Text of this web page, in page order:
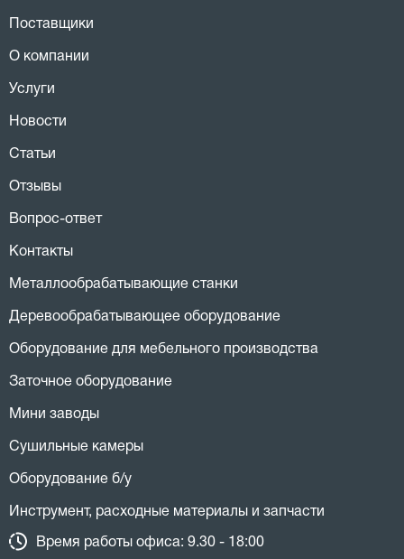
Поставщики
О компании
Услуги
Новости
Статьи
Отзывы
Вопрос-ответ
Контакты
Металлообрабатывающие станки
Деревообрабатывающее оборудование
Оборудование для мебельного производства
Заточное оборудование
Мини заводы
Сушильные камеры
Оборудование б/у
Инструмент, расходные материалы и запчасти
Время работы офиса: 9.30 - 18:00